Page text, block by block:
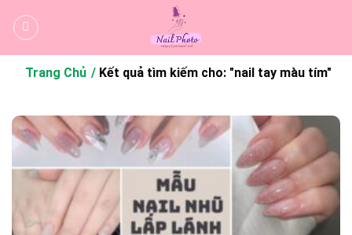
qua
dungTrang Chủ Kết quả tìm kiếm cho: "nail tay màu tím"